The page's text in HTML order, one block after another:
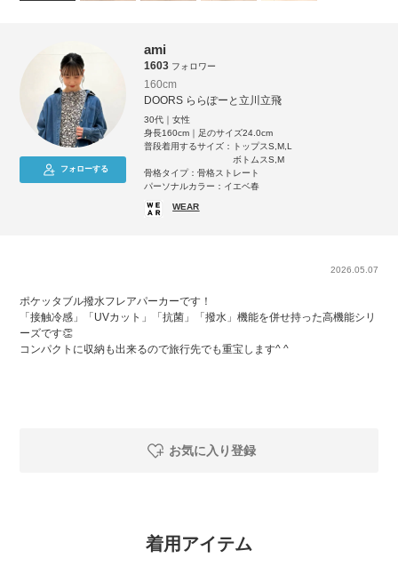
フォローする
ami
1603 フォロワー
160cm
DOORS ららぽーと立川立飛
30代｜女性
身長160cm｜足のサイズ24.0cm
普段着用するサイズ：
トップスS,M,L
ボトムスS,M
骨格タイプ：骨格ストレート
パーソナルカラー：イエベ春
WEAR
2026.05.07
ポケッタブル撥水フレアパーカーです！
「接触冷感」「UVカット」「抗菌」「撥水」機能を併せ持った高機能シリ
ーズです👏
コンパクトに収納も出来るので旅行先でも重宝します^ ^
お気に入り登録
着用アイテム